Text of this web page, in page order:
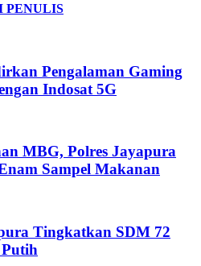
PENULIS
Pengalaman Gaming
Indosat 5G
MBG, Polres Jayapura
Sampel Makanan
Tingkatkan SDM 72